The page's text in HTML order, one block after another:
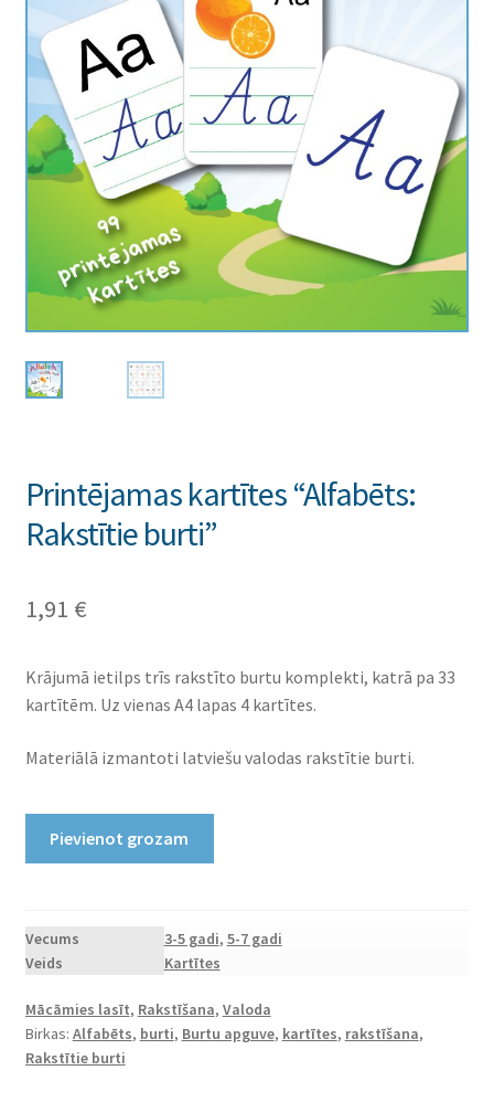
Printējamas kartītes “Alfabēts:
Rakstītie burti”
1,91 €
Krājumā ietilps trīs rakstīto burtu komplekti, katrā pa 33
kartītēm. Uz vienas A4 lapas 4 kartītes.
Materiālā izmantoti latviešu valodas rakstītie burti.
burti"
daudzums
Pievienot grozam
Vecums 3-5 gadi, 5-7 gadi
Veids
Kartītes
Mācāmies lasīt, Rakstīšana, Valoda
Birkas: Alfabēts, burti, Burtu apguve, kartītes, rakstīšana,
Rakstītie burti